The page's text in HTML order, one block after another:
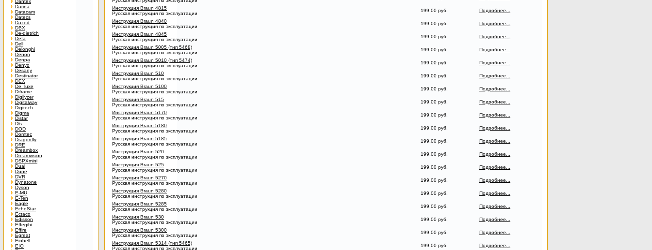
Dantex
Darina
Datacam
Datecs
Dazed
DBX
De-dietrich
Defa
Dell
Delonghi
Denon
Denpa
Denyo
Desany
Destinator
DEX
De_luxe
Diframe
Digilyzer
Digitalway
Digitech
Digma
Distar
Dls
DOD
Domtec
Dragonfly
DRE
Dreambox
Dreamvision
DSPXmini
Dual
Dune
DVR
Dynatone
Dyson
E-MU
E-Ten
Eagle
EchoStar
Ectaco
Edisson
Effegibi
Effire
Egreat
Einhell
EIO
Инструкция Braun 4815
Русская инструкция по эксплуатации
199.00 руб.
Подробнее...
Инструкция Braun 4840
Русская инструкция по эксплуатации
199.00 руб.
Подробнее...
Инструкция Braun 4845
Русская инструкция по эксплуатации
199.00 руб.
Подробнее...
Инструкция Braun 5005 (тип 5468)
Русская инструкция по эксплуатации
199.00 руб.
Подробнее...
Инструкция Braun 5010 (тип 5474)
Русская инструкция по эксплуатации
199.00 руб.
Подробнее...
Инструкция Braun 510
Русская инструкция по эксплуатации
199.00 руб.
Подробнее...
Инструкция Braun 5100
Русская инструкция по эксплуатации
199.00 руб.
Подробнее...
Инструкция Braun 515
Русская инструкция по эксплуатации
199.00 руб.
Подробнее...
Инструкция Braun 5170
Русская инструкция по эксплуатации
199.00 руб.
Подробнее...
Инструкция Braun 5180
Русская инструкция по эксплуатации
199.00 руб.
Подробнее...
Инструкция Braun 5185
Русская инструкция по эксплуатации
199.00 руб.
Подробнее...
Инструкция Braun 520
Русская инструкция по эксплуатации
199.00 руб.
Подробнее...
Инструкция Braun 525
Русская инструкция по эксплуатации
199.00 руб.
Подробнее...
Инструкция Braun 5270
Русская инструкция по эксплуатации
199.00 руб.
Подробнее...
Инструкция Braun 5280
Русская инструкция по эксплуатации
199.00 руб.
Подробнее...
Инструкция Braun 5285
Русская инструкция по эксплуатации
199.00 руб.
Подробнее...
Инструкция Braun 530
Русская инструкция по эксплуатации
199.00 руб.
Подробнее...
Инструкция Braun 5300
Русская инструкция по эксплуатации
199.00 руб.
Подробнее...
Инструкция Braun 5314 (тип 5465)
Русская инструкция по эксплуатации
199.00 руб.
Подробнее...